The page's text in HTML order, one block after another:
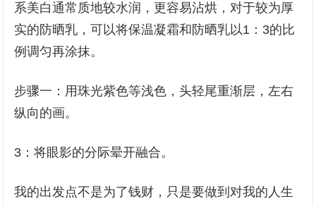
系美白通常质地较水润，更容易沾烘，对于较为厚
实的防晒乳，可以将保温凝霜和防晒乳以1：3的比
例调匀再涂抹。
步骤一：用珠光紫色等浅色，头轻尾重渐层，左右
纵向的画。
3：将眼影的分际晕开融合。
我的出发点不是为了钱财，只是要做到对我的人生